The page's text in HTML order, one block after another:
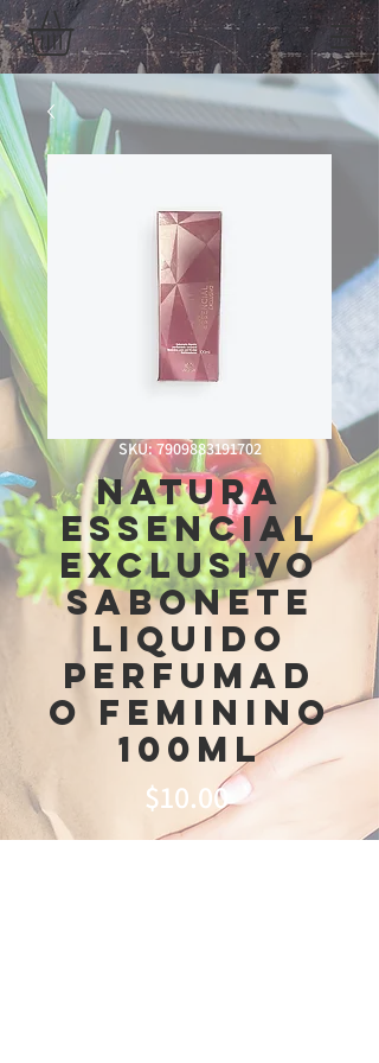
SKU: 7909883191702
Natura
Essencial
Exclusivo
Sabonete
Liquido
Perfumad
o Feminino
100ml
$10.00Price